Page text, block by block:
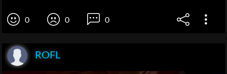
0 0 0
ROFL